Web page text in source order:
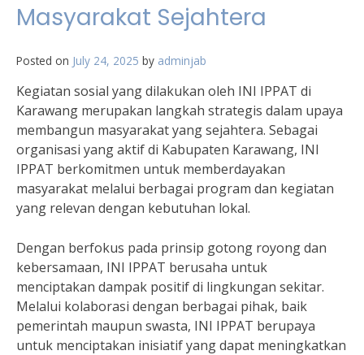
Masyarakat Sejahtera
Posted on July 24, 2025 by adminjab
Kegiatan sosial yang dilakukan oleh INI IPPAT di
Karawang merupakan langkah strategis dalam upaya
membangun masyarakat yang sejahtera. Sebagai
organisasi yang aktif di Kabupaten Karawang, INI
IPPAT berkomitmen untuk memberdayakan
masyarakat melalui berbagai program dan kegiatan
yang relevan dengan kebutuhan lokal.
Dengan berfokus pada prinsip gotong royong dan
kebersamaan, INI IPPAT berusaha untuk
menciptakan dampak positif di lingkungan sekitar.
Melalui kolaborasi dengan berbagai pihak, baik
pemerintah maupun swasta, INI IPPAT berupaya
untuk menciptakan inisiatif yang dapat meningkatkan